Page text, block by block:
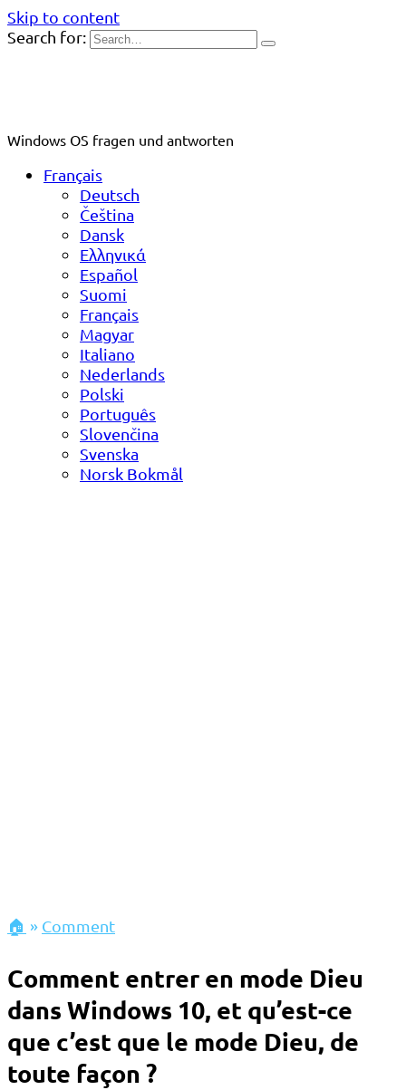
Skip to content
Search for:
Windows OS fragen und antworten
Français
Deutsch
Čeština
Dansk
Ελληνικά
Español
Suomi
Français
Magyar
Italiano
Nederlands
Polski
Português
Slovenčina
Svenska
Norsk Bokmål
🏠 » Comment
Comment entrer en mode Dieu
dans Windows 10, et qu’est-ce
que c’est que le mode Dieu, de
toute façon ?